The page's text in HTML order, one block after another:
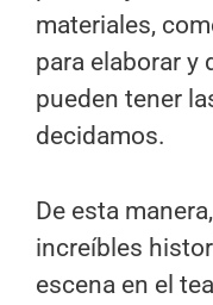
materiales,
para elaborar y
pueden tener
decidamos.
De esta
increíbles
escena en el